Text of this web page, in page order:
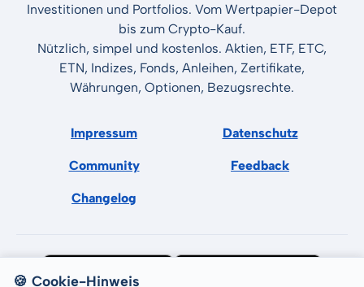
Investitionen und Portfolios. Vom Wertpapier-Depot
bis zum Crypto-Kauf.
Nützlich, simpel und kostenlos. Aktien, ETF, ETC,
ETN, Indizes, Fonds, Anleihen, Zertifikate,
Währungen, Optionen, Bezugsrechte.
Impressum Datenschutz
Community Feedback
Changelog
🍪 Cookie-Hinweis